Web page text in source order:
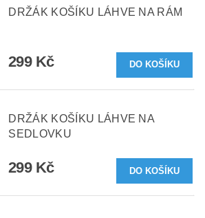
DRŽÁK KOŠÍKU LÁHVE NA RÁM
299 Kč
DRŽÁK KOŠÍKU LÁHVE NA
SEDLOVKU
299 Kč